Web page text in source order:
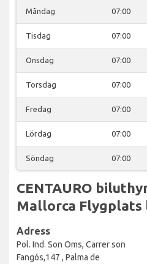
Måndag 07:00
Tisdag 07:00
Onsdag 07:00
Torsdag 07:00
Fredag 07:00
Lördag 07:00
Söndag 07:00
CENTAURO
Mallorca Flygplats
Adress
Pol. Ind. Son Oms, Carrer son
Fangós,147 , Palma de